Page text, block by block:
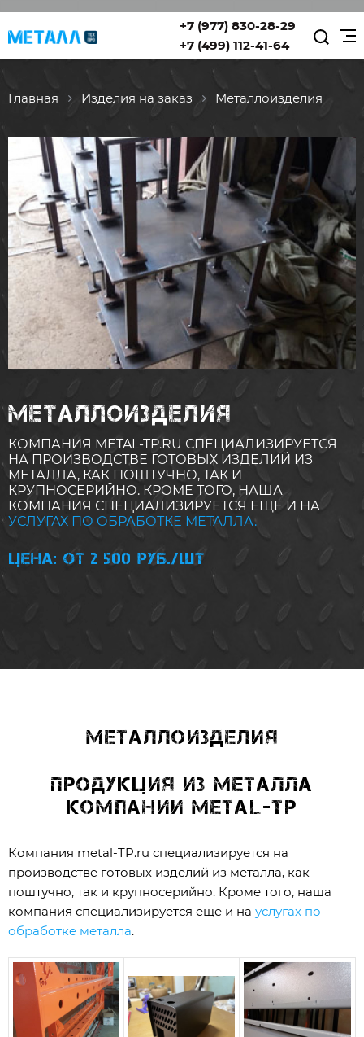
+7 (977) 830-28-29
+7 (499) 112-41-64
Главная изделия на заказ Металлоизделия
МЕТАЛЛОИЗДЕЛИЯ
КОМПАНИЯ METAL-TP.RU СПЕЦИАЛИЗИРУЕТСЯ
НА ПРОИЗВОДСТВЕ ГОТОВЫХ ИЗДЕЛИЙ ИЗ
МЕТАЛЛА, КАК ПОШТУЧНО, ТАК И
КРУПНОСЕРИЙНО. КРОМЕ ТОГО, НАША
КОМПАНИЯ СПЕЦИАЛИЗИРУЕТСЯ ЕЩЕ И НА
УСЛУГАХ ПО ОБРАБОТКЕ МЕТАЛЛА.
Цена: от 2 500 руб./шт
Металлоизделия
Продукция из металла
компании metal-tp
Компания metal-TP.ru специализируется на
производстве готовых изделий из металла, как
поштучно, так и крупносерийно. Кроме того, наша
компания специализируется еще и на услугах по
обработке металла.